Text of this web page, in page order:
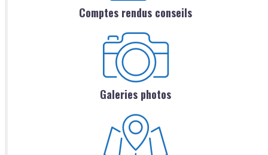
Comptes rendus conseils
Galeries photos